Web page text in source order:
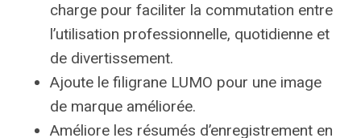
charge pour faciliter la commutation entre
l’utilisation professionnelle, quotidienne et
de divertissement.
Ajoute le filigrane LUMO pour une image
de marque améliorée.
Améliore les résumés d’enregistrement en